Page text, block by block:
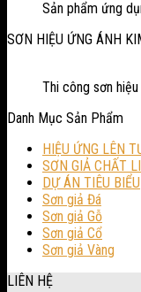
Sản phẩm ứng
SƠN HIỆU ỨNG ÁNH
Thi công sơn
Danh Mục Sản Phẩm
HIỆU ỨNG LÊN
SƠN GIẢ CHẤT
DỰ ÁN TIÊU BIỂU
Sơn giả Đá
Sơn giả Gỗ
Sơn giả Cổ
Sơn giả Vàng
LIÊN HỆ